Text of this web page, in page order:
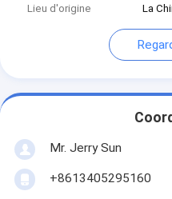
Lieu d'origine
La
Mr. Jerry Sun
+8613405295160